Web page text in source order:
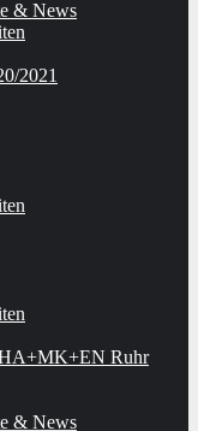
& News
2021
Ruhr
& News